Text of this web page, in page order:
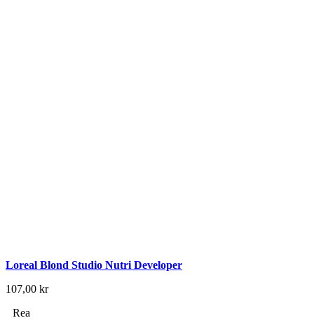
Loreal Blond Studio Nutri Developer
107,00 kr
Rea